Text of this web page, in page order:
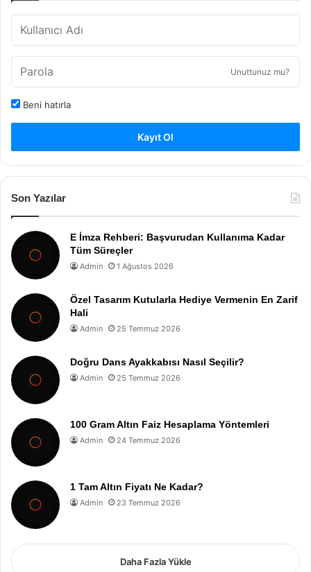
Unuttunuz mu?
Beni hatırla
Kayıt Ol
Son Yazılar
E İmza Rehberi: Başvurudan Kullanıma Kadar
Tüm Süreçler
Admin 1 Ağustos 2026
Özel Tasarım Kutularla Hediye Vermenin En Zarif
Hali
Admin 25 Temmuz 2026
Doğru Dans Ayakkabısı Nasıl Seçilir?
Admin 25 Temmuz 2026
100 Gram Altın Faiz Hesaplama Yöntemleri
Admin 24 Temmuz 2026
1 Tam Altın Fiyatı Ne Kadar?
Admin 23 Temmuz 2026
Daha Fazla Yükle